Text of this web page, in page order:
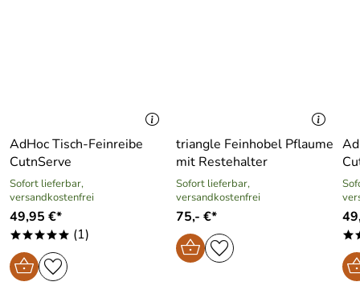
AdHoc Tisch-Feinreibe
CutnServe
Sofort lieferbar,
versandkostenfrei
49,95 €*
***** (1)
triangle Feinhobel Pflaume
mit Restehalter
Sofort lieferbar,
versandkostenfrei
75,- €*